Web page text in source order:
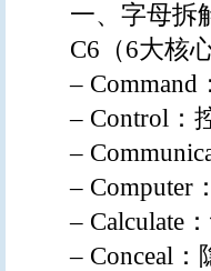
一、字母拆
C6（6大核
– Command
– Control：
–
– Computer
– Calculate
– Conceal